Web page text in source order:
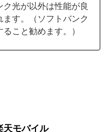
光が以外は性能が良
ます。（ソフトバンク
こと勧めます。）
天モバイル